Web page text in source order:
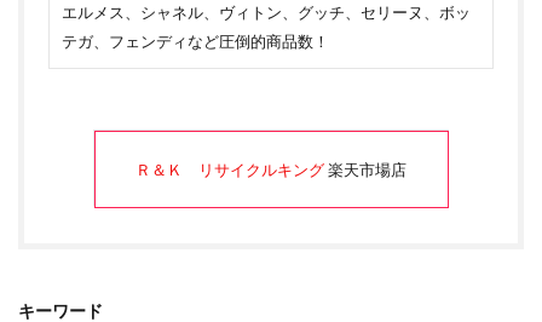
エルメス、シャネル、ヴィトン、グッチ、セリーヌ、ボッ
テガ、フェンディなど圧倒的商品数！
Ｒ＆Ｋ リサイクルキング楽天市場店
キーワード